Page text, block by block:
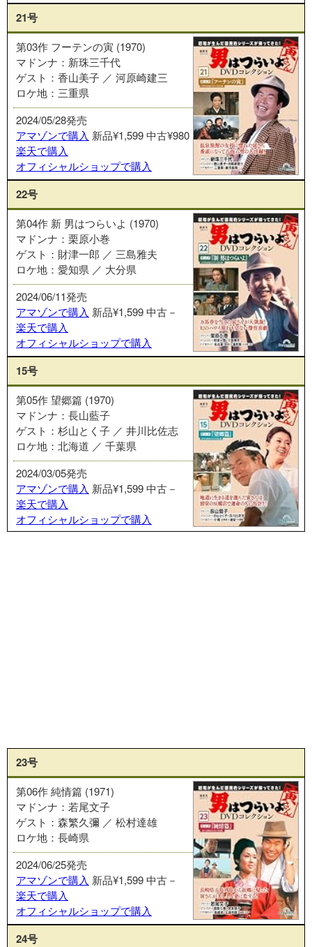
21号
第03作 フーテンの寅 (1970)
マドンナ：新珠三千代
ゲスト：香山美子 ／ 河原崎建三
ロケ地：三重県
2024/05/28発売
アマゾンで購入 新品¥1,599中古¥980
楽天で購入
オフィシャルショップで購入
22号
第04作 新 男はつらいよ (1970)
マドンナ：栗原小巻
ゲスト：財津一郎 ／ 三島雅夫
ロケ地：愛知県 ／ 大分県
2024/06/11発売
アマゾンで購入 新品¥1,599中古－
楽天で購入
オフィシャルショップで購入
15号
第05作 望郷篇 (1970)
マドンナ：長山藍子
ゲスト：杉山とく子 ／ 井川比佐志
ロケ地：北海道 ／ 千葉県
2024/03/05発売
アマゾンで購入 新品¥1,599中古－
楽天で購入
オフィシャルショップで購入
23号
第06作 純情篇 (1971)
マドンナ：若尾文子
ゲスト：森繁久彌 ／ 松村達雄
ロケ地：長崎県
2024/06/25発売
アマゾンで購入 新品¥1,599中古－
楽天で購入
オフィシャルショップで購入
24号